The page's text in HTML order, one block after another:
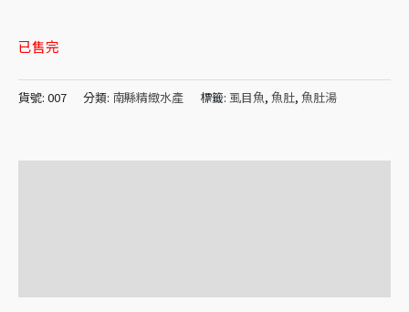
已售完
貨號: 007 分類: 南縣精緻水產 標籤: 虱目魚, 魚肚, 魚肚湯